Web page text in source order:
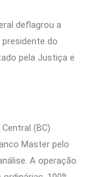
deflagrou a
presidente do
pela Justiça e
(BC)
Master pelo
A operação